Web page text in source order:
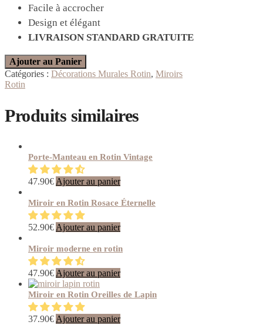
Facile à accrocher
Design et élégant
LIVRAISON STANDARD GRATUITE
Ajouter au Panier
Catégories : Décorations Murales Rotin, Miroirs
Rotin
Produits similaires
Porte-Manteau en Rotin Vintage
47.90€ Ajouter au panier
Miroir en Rotin Rosace Éternelle
52.90€ Ajouter au panier
Miroir moderne en rotin
47.90€ Ajouter au panier
Miroir en Rotin Oreilles de Lapin
37.90€ Ajouter au panier